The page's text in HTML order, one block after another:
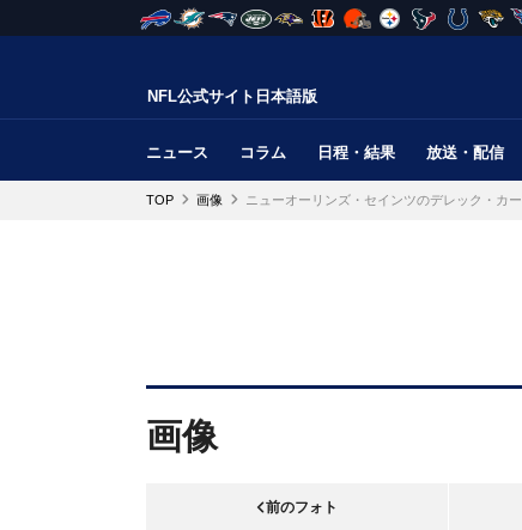
NFL公式サイト日本語版
ニュース コラム 日程・結果 放送・配信
TOP 画像 ニューオーリンズ・セインツのデレック・カー
画像
前のフォト